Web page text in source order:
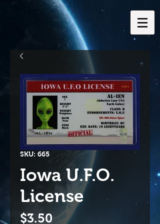
SKU: 665
Iowa U.F.O.
License
$3.50Price